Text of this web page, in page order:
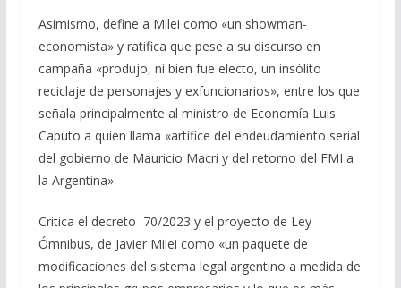
Asimismo, define a Milei como «un showman-
economista» y ratifica que pese a su discurso en
campaña «produjo, ni bien fue electo, un insólito
reciclaje de personajes y exfuncionarios», entre los que
señala principalmente al ministro de Economía Luis
Caputo a quien llama «artífice del endeudamiento serial
del gobierno de Mauricio Macri y del retorno del FMI a
la Argentina».
Critica el decreto 70/2023 y el proyecto de Ley
Ómnibus, de Javier Milei como «un paquete de
modificaciones del sistema legal argentino a medida de